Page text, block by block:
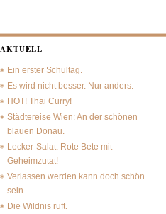
AKTUELL
Ein erster Schultag.
Es wird nicht besser. Nur anders.
HOT! Thai Curry!
Städtereise Wien: An der schönen
blauen Donau.
Lecker-Salat: Rote Bete mit
Geheimzutat!
Verlassen werden kann doch schön
sein.
Die Wildnis ruft.